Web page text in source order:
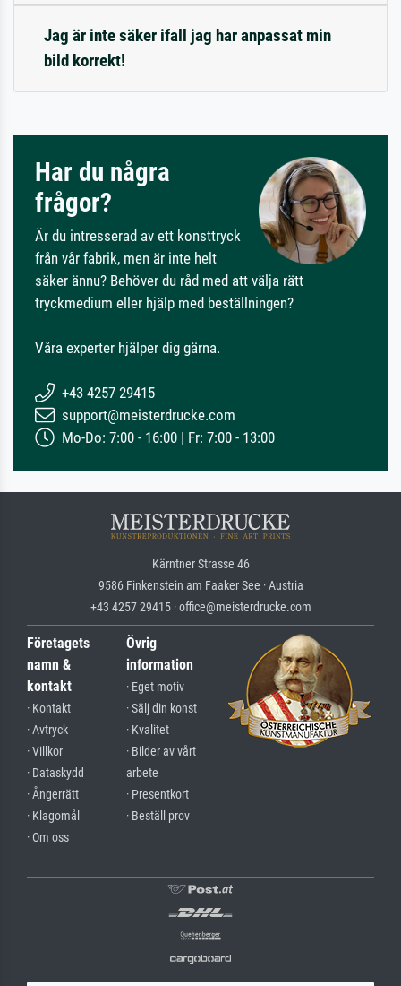
Jag är inte säker ifall jag har anpassat min
bild korrekt!
Har du några
frågor?
Är du intresserad av ett konsttryck
från vår fabrik, men är inte helt
säker ännu? Behöver du råd med att välja rätt
tryckmedium eller hjälp med beställningen?
Våra experter hjälper dig gärna.
+43 4257 29415
support@meisterdrucke.com
Mo-Do: 7:00 - 16:00 | Fr: 7:00 - 13:00
Kärntner Strasse 46
9586 Finkenstein am Faaker See · Austria
+43 4257 29415 · office@meisterdrucke.com
Företagets
namn &
kontakt
· Kontakt
· Avtryck
· Villkor
· Dataskydd
· Ångerrätt
· Klagomål
· Om oss
Övrig
information
· Eget motiv
· Sälj din konst
· Kvalitet
· Bilder av vårt
arbete
· Presentkort
· Beställ prov